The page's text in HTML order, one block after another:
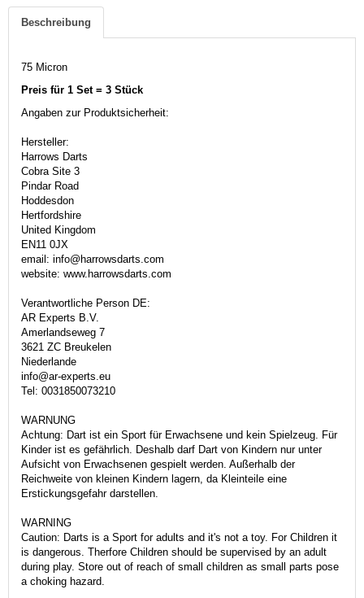
Beschreibung
75 Micron
Preis für 1 Set = 3 Stück
Angaben zur Produktsicherheit:
Hersteller:
Harrows Darts
Cobra Site 3
Pindar Road
Hoddesdon
Hertfordshire
United Kingdom
EN11 0JX
email: info@harrowsdarts.com
website: www.harrowsdarts.com
Verantwortliche Person DE:
AR Experts B.V.
Amerlandseweg 7
3621 ZC Breukelen
Niederlande
info@ar-experts.eu
Tel: 0031850073210
WARNUNG
Achtung: Dart ist ein Sport für Erwachsene und kein Spielzeug. Für
Kinder ist es gefährlich. Deshalb darf Dart von Kindern nur unter
Aufsicht von Erwachsenen gespielt werden. Außerhalb der
Reichweite von kleinen Kindern lagern, da Kleinteile eine
Erstickungsgefahr darstellen.
WARNING
Caution: Darts is a Sport for adults and it's not a toy. For Children it
is dangerous. Therfore Children should be supervised by an adult
during play. Store out of reach of small children as small parts pose
a choking hazard.